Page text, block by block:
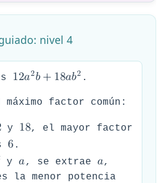
nivel 4
12𝑎2𝑏+ 18𝑎𝑏2 .
máximo factor común:
y 18, el mayor factor
6 .
y𝑎, se extrae 𝑎,
la menor potencia